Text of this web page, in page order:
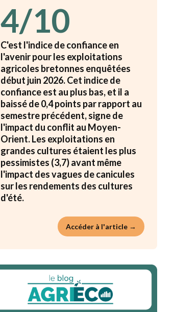
4/10
C'est l'indice de confiance en
l'avenir pour les exploitations
agricoles bretonnes enquêtées
début juin 2026. Cet indice de
confiance est au plus bas, et il a
baissé de 0,4 points par rapport au
semestre précédent, signe de
l'impact du conflit au Moyen-
Orient. Les exploitations en
grandes cultures étaient les plus
pessimistes (3,7) avant même
l'impact des vagues de canicules
sur les rendements des cultures
d'été.
Accéder à l'article →